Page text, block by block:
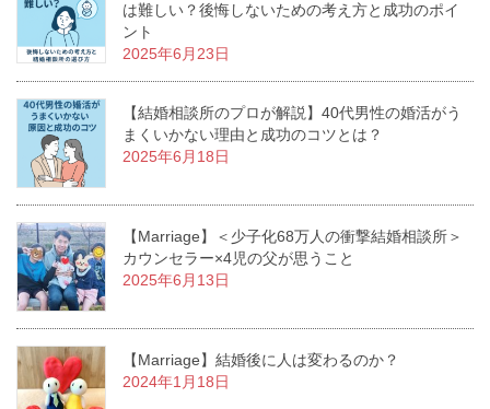
は難しい？後悔しないための考え方と成功のポイ
ント
2025年6月23日
【結婚相談所のプロが解説】40代男性の婚活がう
まくいかない理由と成功のコツとは？
2025年6月18日
【Marriage】＜少子化68万人の衝撃結婚相談所＞
カウンセラー×4児の父が思うこと
2025年6月13日
【Marriage】結婚後に人は変わるのか？
2024年1月18日